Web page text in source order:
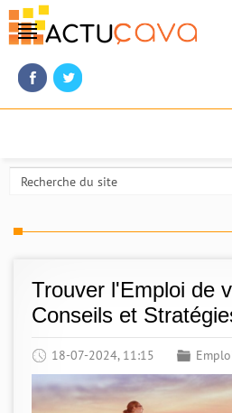
Trouver l'Emploi de
Conseils et
18-07-2024, 11:15